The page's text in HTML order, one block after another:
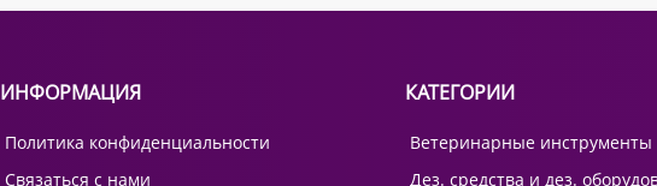
ИНФОРМАЦИЯ
Политика конфиденциальности
Связаться с нами
КАТЕГОРИИ
Ветеринарные инструменты
Дез. средства и дез.